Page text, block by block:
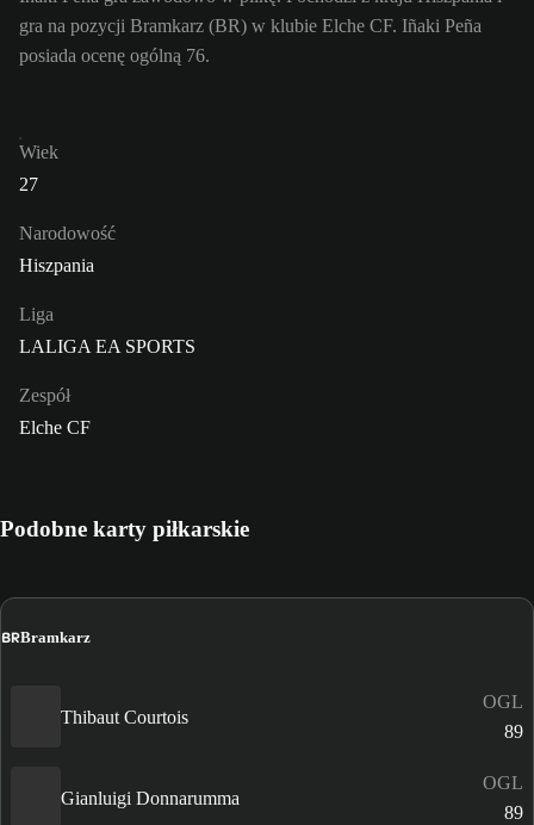
gra na pozycji Bramkarz (BR) w klubie Elche CF. Iñaki Peña
posiada ocenę ogólną 76.
Wiek
27
Narodowość
Hiszpania
Liga
LALIGA EA SPORTS
Zespół
Elche CF
Podobne karty piłkarskie
BRBramkarz
Thibaut Courtois
OGL
89
Gianluigi Donnarumma
OGL
89